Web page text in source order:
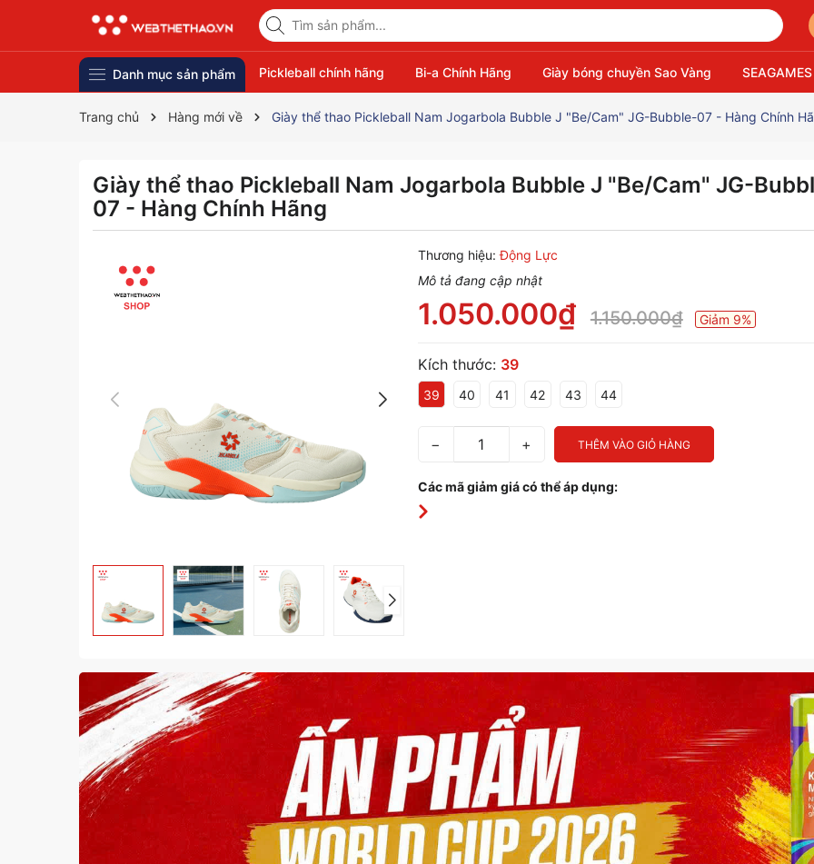
Danh mục sản phẩm Pickleball chính hãng Bi-a Chính Hãng Giày bóng chuyền Sao Vàng
Trang chủ Hàng mới về Giày thể thao Pickleball Nam Jogarbola Bubble J "Be/Cam" JG-Bubble-07 - Hàng Chính
Giày thể thao Pickleball Nam Jogarbola Bubble J "Be/Cam" JG-
07 - Hàng Chính Hãng
Thương hiệu: Động Lực
Mô tả đang cập nhật
1.050.000₫ 1.150.000₫ Giảm 9%
Kích thước: 39
39 40 41 42 43 44
− + THÊM VÀO GIỎ HÀNG
Các mã giảm giá có thể áp dụng: